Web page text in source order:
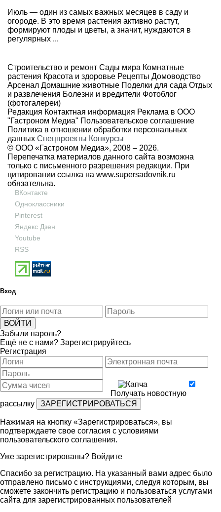
Июль — один из самых важных месяцев в саду и
огороде. В это время растения активно растут,
формируют плоды и цветы, а значит, нуждаются в
регулярных ...
Строительство и ремонт Сады мира Комнатные
растения Красота и здоровье Рецепты Домоводство
Арсенал Домашние животные Поделки для сада Отдых
и развлечения Болезни и вредители Фотоблог
(фотогалереи)
Редакция Контактная информация Реклама в ООО
"Гастроном Медиа" Пользовательское соглашение
Политика в отношении обработки персональных
данных Спецпроекты Конкурсы
© ООО «Гастроном Медиа», 2008 – 2026.
Перепечатка материалов данного сайта возможна
только с письменного разрешения редакции. При
цитировании ссылка на www.supersadovnik.ru
обязательна.
ВКонтакте
Одноклассники
Pinterest
Яндекс Дзен
Youtube
RSS
Вход
Забыли пароль?
Ещё не с нами? Зарегистрируйтесь
Регистрация
Получать новостную
рассылку
Нажимая на кнопку «Зарегистрироваться», вы
подтверждаете свое согласия с условиями
пользовательского соглашения.
Уже зарегистрированы? Войдите
Спасибо за регистрацию. На указанный вами адрес было
отправлено письмо с инструкциями, следуя которым, вы
сможете закончить регистрацию и пользоваться услугами
сайта для зарегистрированных пользователей